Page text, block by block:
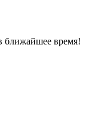
ближайшее время!